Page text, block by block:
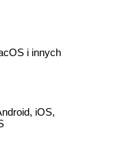
i innych
iOS,